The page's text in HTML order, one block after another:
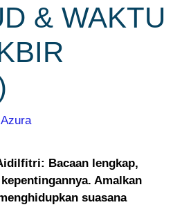
& WAKTU
Azura
Bacaan lengkap,
Amalkan
suasana